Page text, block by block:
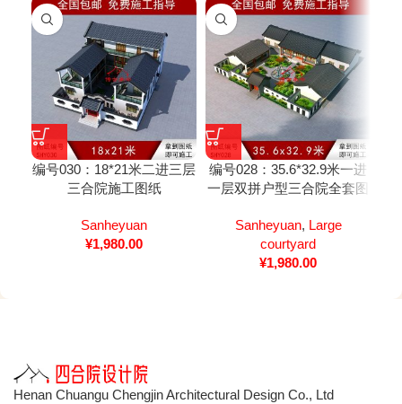
编号030：18*21米二进三层
三合院施工图纸
Sanheyuan
¥1,980.00
编号028：35.6*32.9米一进
一层双拼户型三合院全套图
Sanheyuan, Large
courtyard
¥1,980.00
Henan Chuangu Chengjin Architectural Design Co., Ltd